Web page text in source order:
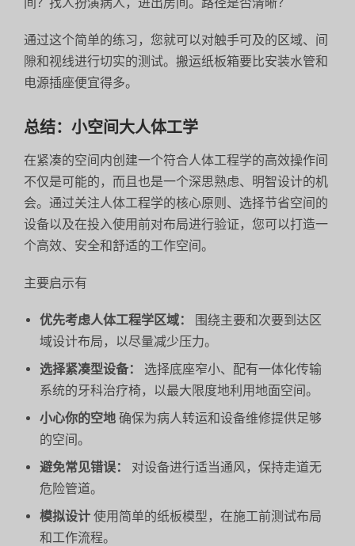
通过这个简单的练习，您就可以对触手可及的区域、间
隙和视线进行切实的测试。搬运纸板箱要比安装水管和
电源插座便宜得多。
总结：小空间大人体工学
在紧凑的空间内创建一个符合人体工程学的高效操作间
不仅是可能的，而且也是一个深思熟虑、明智设计的机
会。通过关注人体工程学的核心原则、选择节省空间的
设备以及在投入使用前对布局进行验证，您可以打造一
个高效、安全和舒适的工作空间。
主要启示有
优先考虑人体工程学区域：
围绕主要和次要到达区
域设计布局，以尽量减少压力。
选择紧凑型设备：
选择底座窄小、配有一体化传输
系统的牙科治疗椅，以最大限度地利用地面空间。
小心你的空地 确保为病人转运和设备维修提供足够
的空间。
避免常见错误：
对设备进行适当通风，保持走道无
危险管道。
模拟设计 使用简单的纸板模型，在施工前测试布局
和工作流程。